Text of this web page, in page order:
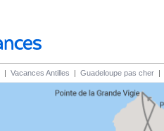
| Vacances Antilles | Guadeloupe pas cher |